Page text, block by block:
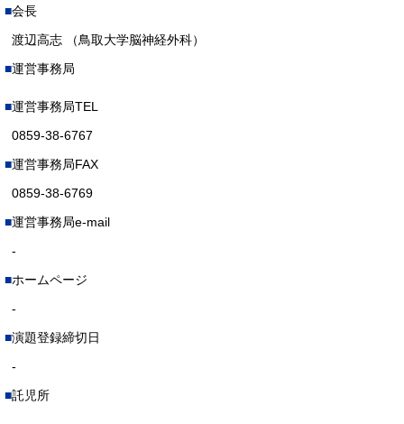
会長
渡辺高志 （鳥取大学脳神経外科）
運営事務局
運営事務局TEL
0859-38-6767
運営事務局FAX
0859-38-6769
運営事務局e-mail
-
ホームページ
-
演題登録締切日
-
託児所